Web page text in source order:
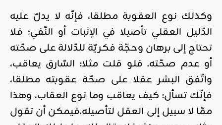
وكذلك نوع العقوبة مطلقا، فإنّه لا يدلّ عليه
الدّليل العقلي تأصيلا في الإثبات أو النّفي؛ فلا
تحتاج إلى برهان وحجّة فكريّة للدّلالة على صحّته
أو عدم صحّته. فلو قلت مثلا: السّارق يعاقب،
واتّفق البشر عقلا على صحّة عقوبته مطلقا،
فإنّك تسأل: كيف يعاقب وما نوع العقاب، وهذا
ممّا لا سبيل إلى العقل لتأصيله.فيمكن أن تقول